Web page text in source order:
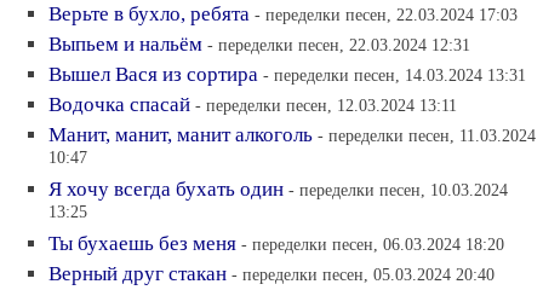
Верьте в бухло, ребята - переделки песен, 22.03.2024 17:03
Выпьем и нальём - переделки песен, 22.03.2024 12:31
Вышел Вася из сортира - переделки песен, 14.03.2024 13:31
Водочка спасай - переделки песен, 12.03.2024 13:11
Манит, манит, манит алкоголь - переделки песен, 11.03.2024
10:47
Я хочу всегда бухать один - переделки песен, 10.03.2024
13:25
Ты бухаешь без меня - переделки песен, 06.03.2024 18:20
Верный друг стакан - переделки песен, 05.03.2024 20:40